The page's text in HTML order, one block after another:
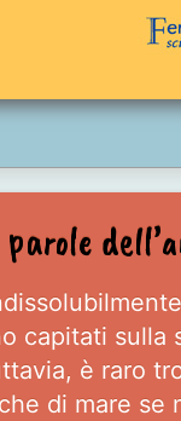
capitati sulla
è raro
di mare